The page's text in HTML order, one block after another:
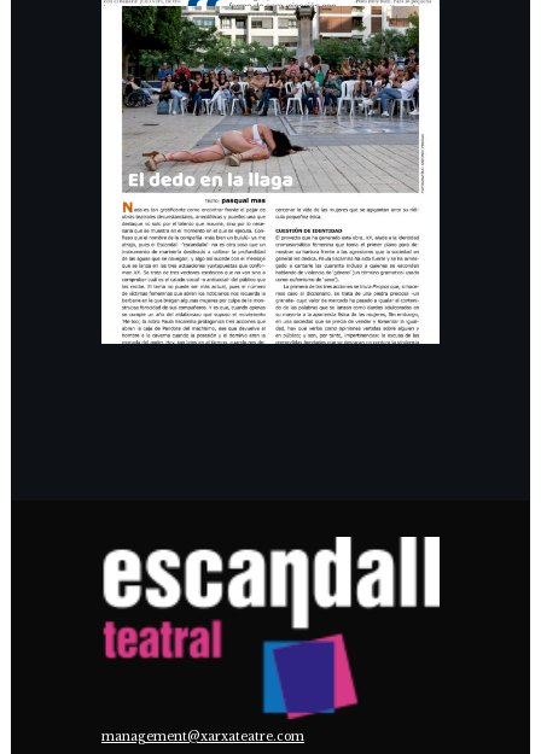
Mostra d’Arts
Escèniques Castelló
PRENSA
management@xarxateatre.com